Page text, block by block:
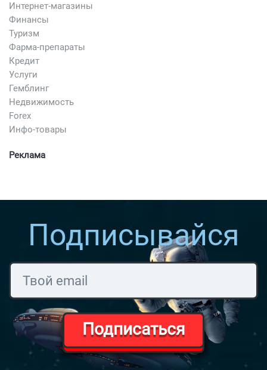
Интернет-магазины
Финансы
Туризм
Фарма-препараты
Кредит
Услуги
Гемблинг
Недвижимость
Forex
Инфо-товары
Реклама
Подписывайся
Подписаться